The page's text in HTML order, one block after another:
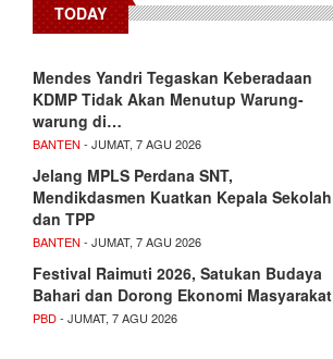
TODAY
Mendes Yandri Tegaskan Keberadaan
KDMP Tidak Akan Menutup Warung-
warung di…
BANTEN - JUMAT, 7 AGU 2026
Jelang MPLS Perdana SNT,
Mendikdasmen Kuatkan Kepala Sekolah
dan TPP
BANTEN - JUMAT, 7 AGU 2026
Festival Raimuti 2026, Satukan Budaya
Bahari dan Dorong Ekonomi Masyarakat
PBD- JUMAT, 7 AGU 2026